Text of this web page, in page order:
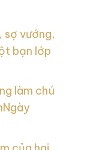
sợ vướng,
bạn lớp
làm chú
Ngày